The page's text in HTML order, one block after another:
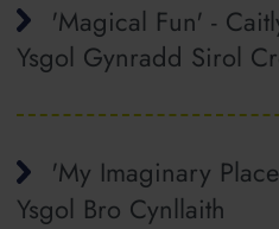
'Magical Fun' -
Ysgol Gynradd Sirol
'My Imaginary
Ysgol Bro Cynllaith